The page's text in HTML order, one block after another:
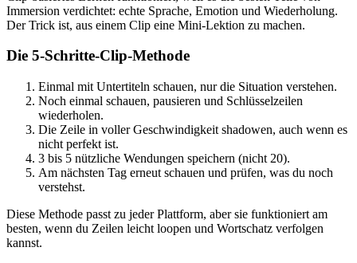
Immersion verdichtet: echte Sprache, Emotion und Wiederholung.
Der Trick ist, aus einem Clip eine Mini-Lektion zu machen.
Die 5-Schritte-Clip-Methode
Einmal mit Untertiteln schauen, nur die Situation verstehen.
Noch einmal schauen, pausieren und Schlüsselzeilen
wiederholen.
Die Zeile in voller Geschwindigkeit shadowen, auch wenn es
nicht perfekt ist.
3 bis 5 nützliche Wendungen speichern (nicht 20).
Am nächsten Tag erneut schauen und prüfen, was du noch
verstehst.
Diese Methode passt zu jeder Plattform, aber sie funktioniert am
besten, wenn du Zeilen leicht loopen und Wortschatz verfolgen
kannst.